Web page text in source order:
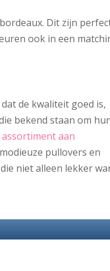
Dit zijn
ook in een
de kwaliteit goed is,
bekend staan om
aan
pullovers en
niet alleen lekker